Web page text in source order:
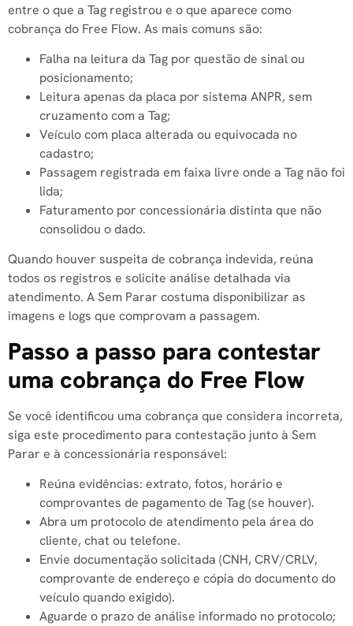
entre o que a Tag registrou e o que aparece como
cobrança do Free Flow. As mais comuns são:
Falha na leitura da Tag por questão de sinal ou
posicionamento;
Leitura apenas da placa por sistema ANPR, sem
cruzamento com a Tag;
Veículo com placa alterada ou equivocada no
cadastro;
Passagem registrada em faixa livre onde a Tag não foi
lida;
Faturamento por concessionária distinta que não
consolidou o dado.
Quando houver suspeita de cobrança indevida, reúna
todos os registros e solicite análise detalhada via
atendimento. A Sem Parar costuma disponibilizar as
imagens e logs que comprovam a passagem.
Passo a passo para contestar
uma cobrança do Free Flow
Se você identificou uma cobrança que considera incorreta,
siga este procedimento para contestação junto à Sem
Parar e à concessionária responsável:
Reúna evidências: extrato, fotos, horário e
comprovantes de pagamento de Tag (se houver).
Abra um protocolo de atendimento pela área do
cliente, chat ou telefone.
Envie documentação solicitada (CNH, CRV/CRLV,
comprovante de endereço e cópia do documento do
veículo quando exigido).
Aguarde o prazo de análise informado no protocolo;